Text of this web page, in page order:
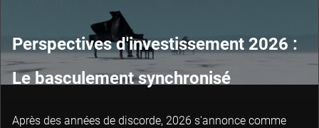
Perspectives d'investissement 2026 :
Le basculement synchronisé
Après des années de discorde, 2026 s'annonce comme